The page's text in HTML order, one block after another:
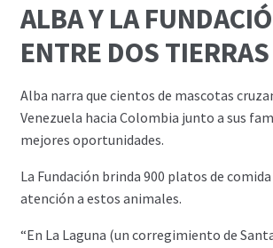
ALBA Y LA
ENTRE DOS TIERRAS
Alba narra que cientos de mascotas
Venezuela hacia Colombia junto a sus
mejores oportunidades.
La Fundación brinda 900 platos de
atención a estos animales.
“En La Laguna (un corregimiento de